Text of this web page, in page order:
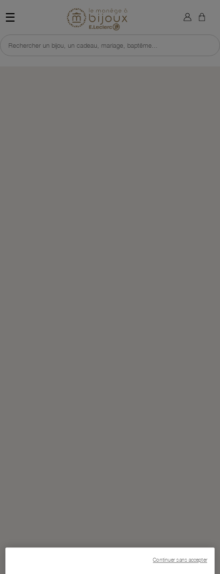
☰ Retour à l'accueil du site
Rechercher un bijou, un cadeau, mariage, baptême...
×
Continuer sans accepter